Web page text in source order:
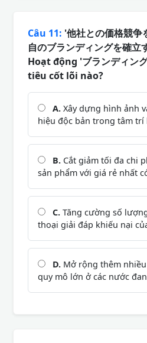
Câu 11: '他社との価格競争
自のブランディングを確立
Hoạt động 'ブランディン
tiêu cốt lõi nào?
A. Xây dựng hình ảnh
hiệu độc bản trong tâm trí
B. Cắt giảm tối đa chi
sản phẩm với giá rẻ nhất
C. Tăng cường số
thoại giải đáp khiếu nại
D. Mở rộng thêm
quy mô lớn ở các nước